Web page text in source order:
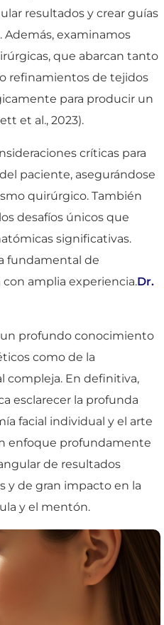
resultados y crear guías
Además, examinamos
que abarcan tanto
refinamientos de tejidos
para producir un
et al., 2023).
críticas para
paciente, asegurándose
quirúrgico. También
desafíos únicos que
significativas.
fundamental de
amplia experiencia.Dr.
profundo conocimiento
como de la
compleja. En definitiva,
esclarecer la profunda
facial individual y el arte
enfoque profundamente
de resultados
y de gran impacto en la
y el mentón.